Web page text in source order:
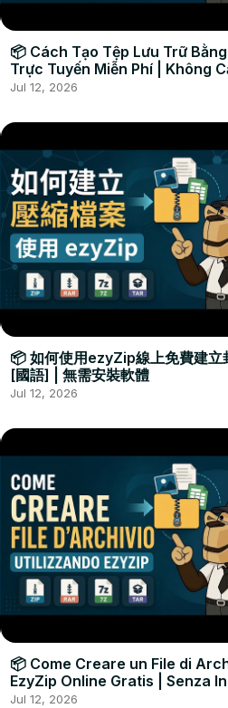
📦 Cách Tạo Tệp Lưu Trữ
Trực Tuyến Miễn Phí | Không
Đặt Phần Mềm
Jul 12, 2026
📦 如何使用ezyZip線上免費建立
[國語] | 無需安裝軟體
Jul 12, 2026
📦 Come Creare un File di
EzyZip Online Gratis | Senza
Software
Jul 12, 2026